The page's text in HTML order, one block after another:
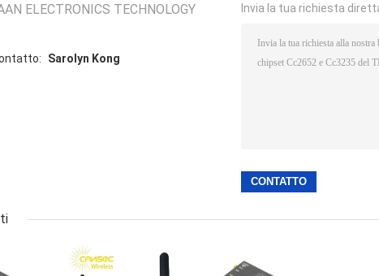
ELECTRONICS TECHNOLOGY
Sarolyn Kong
Invia la tua richiesta